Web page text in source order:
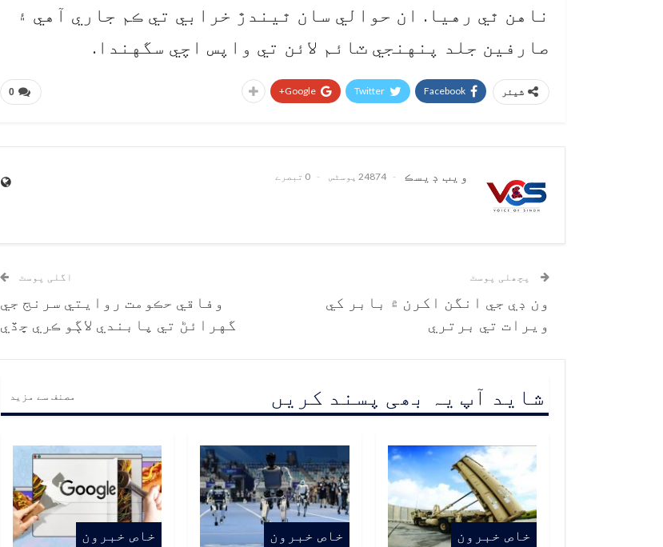
ناهن ٿي رهيا. ان حوالي سان ٿيندڙ خرابي تي ڪم جاري آهي ۽
صارفين جلد پنهنجي ٽائم لائن تي واپس اچي سگهندا.
0 شیئر Facebook
Twitter
Google+
ويب ڊيسڪ 24874 پوسٹس 0 تبصرے
پچھلی پوسٹ
ون ڊي جي انگن اکرن ۾ بابر کي
ويرات تي برتري
اگلی پوسٹ
وفاقي حڪومت روايتي سرنج جي
گهرائڻ تي پابندي لاڳو ڪري ڇڏي
شاید آپ یہ بھی پسند کریں مصنف سے مزید
خاص خبرون خاص خبرون خاص خبرون